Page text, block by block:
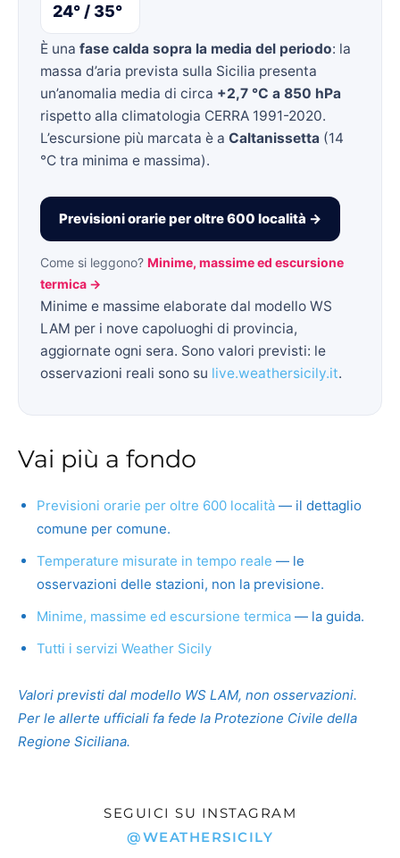
24° / 35°
È una fase calda sopra la media del periodo: la
massa d’aria prevista sulla Sicilia presenta
un’anomalia media di circa +2,7 °C a 850 hPa
rispetto alla climatologia CERRA 1991-2020.
L’escursione più marcata è a Caltanissetta (14
°C tra minima e massima).
Previsioni orarie per oltre 600 località →
Come si leggono? Minime, massime ed escursione
termica →
Minime e massime elaborate dal modello WS
LAM per i nove capoluoghi di provincia,
aggiornate ogni sera. Sono valori previsti: le
osservazioni reali sono su live.weathersicily.it.
Vai più a fondo
Previsioni orarie per oltre 600 località — il dettaglio
comune per comune.
Temperature misurate in tempo reale — le
osservazioni delle stazioni, non la previsione.
Minime, massime ed escursione termica — la guida.
Tutti i servizi Weather Sicily
Valori previsti dal modello WS LAM, non osservazioni.
Per le allerte ufficiali fa fede la Protezione Civile della
Regione Siciliana.
SEGUICI SU INSTAGRAM
@WEATHERSICILY